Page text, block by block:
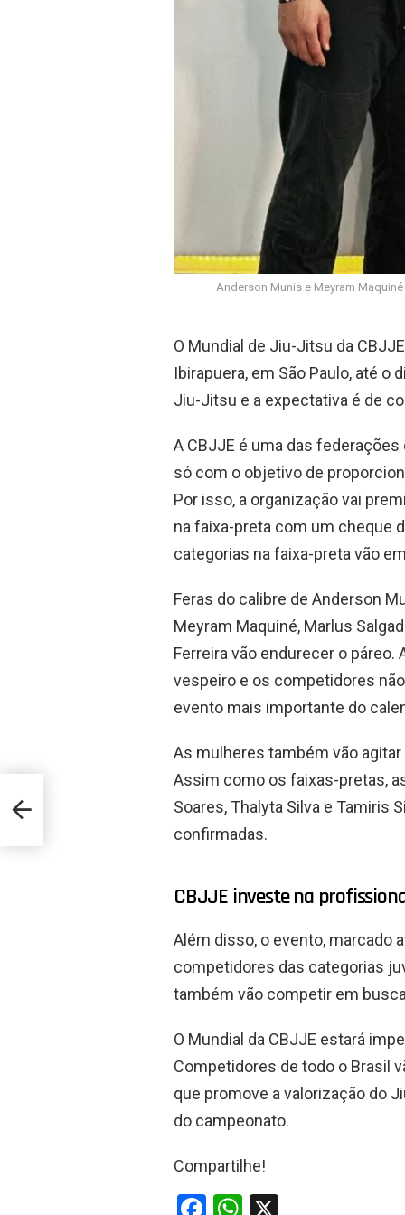
Anderson Munis e Meyram
O Mundial de Jiu-Jitsu da
Ibirapuera, em São Paulo, até o
Jiu-Jitsu e a expectativa é de
A CBJJE é uma das
só com o objetivo de
Por isso, a organização vai
na faixa-preta com um cheque
categorias na faixa-preta vão
Feras do calibre de Anderson
Meyram Maquiné, Marlus
Ferreira vão endurecer o
vespeiro e os competidores
evento mais importante do
As mulheres também vão
Assim como os faixas-pretas,
Soares, Thalyta Silva e Tamiris
confirmadas.
CBJJE investe na
Além disso, o evento, marcado
competidores das categorias
também vão competir em
O Mundial da CBJJE estará
Competidores de todo o Brasil
que promove a valorização do
do campeonato.
Compartilhe!